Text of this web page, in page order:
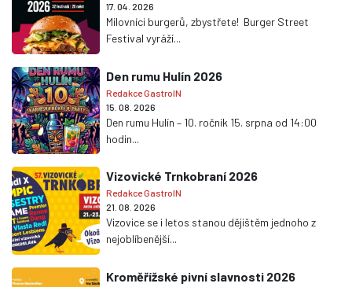
17. 04. 2026
Milovníci burgerů, zbystřete! Burger Street
Festival vyráží...
Den rumu Hulín 2026
Redakce GastroIN
15. 08. 2026
Den rumu Hulín – 10. ročník 15. srpna od 14:00
hodin...
Vizovické Trnkobraní 2026
Redakce GastroIN
21. 08. 2026
Vizovice se i letos stanou dějištěm jednoho z
nejoblíbenější...
Kroměřížské pivní slavnosti 2026